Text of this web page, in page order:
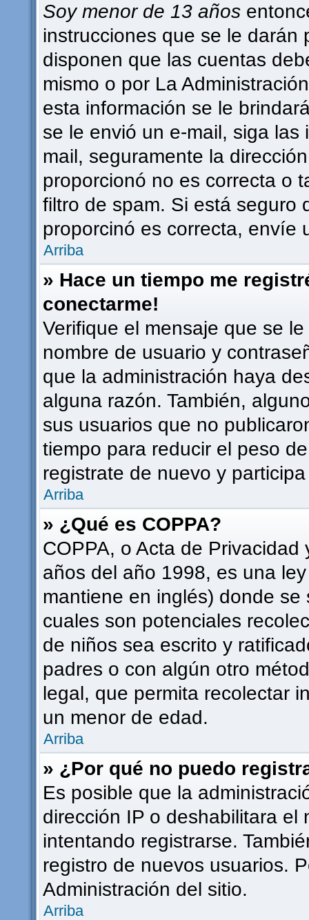
Soy menor de 13 años
instrucciones que se le darán
disponen que las cuentas
mismo o por La
esta información se le
se le envió un e-mail, siga
mail, seguramente la
proporcionó no es correcta o
filtro de spam. Si está seguro
proporcinó es correcta, envíe
Arriba
» Hace un tiempo me
conectarme!
Verifique el mensaje que se
nombre de usuario y
que la administración haya
alguna razón. También,
sus usuarios que no
tiempo para reducir el peso
registrate de nuevo y
Arriba
» ¿Qué es COPPA?
COPPA, o Acta de
años del año 1998, es una
mantiene en inglés) donde
cuales son potenciales
de niños sea escrito y
padres o con algún otro
legal, que permita recolectar
un menor de edad.
Arriba
» ¿Por qué no puedo
Es posible que la
dirección IP o deshabilitara
intentando registrarse.
registro de nuevos usuarios.
Administración del sitio.
Arriba